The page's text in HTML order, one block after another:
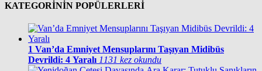
KATEGORİNİN POPÜLERLERİ
1 Van’da Emniyet Mensuplarını Taşıyan Midibüs
Devrildi: 4 Yaralı 1131 kez okundu